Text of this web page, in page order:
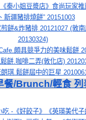
秦小姐豆漿店》食尚玩家推
新疆豬排燒餅” 20151003
餅&炸豬排 20121027 (敦
20130324)
頗具競爭力的美味鬆餅
餅.咖啡二弄(敦化店)
琪.鬆餅屆中的巨星
餐/Brunch/輕食 列
-《好餃子》《英瑛美代